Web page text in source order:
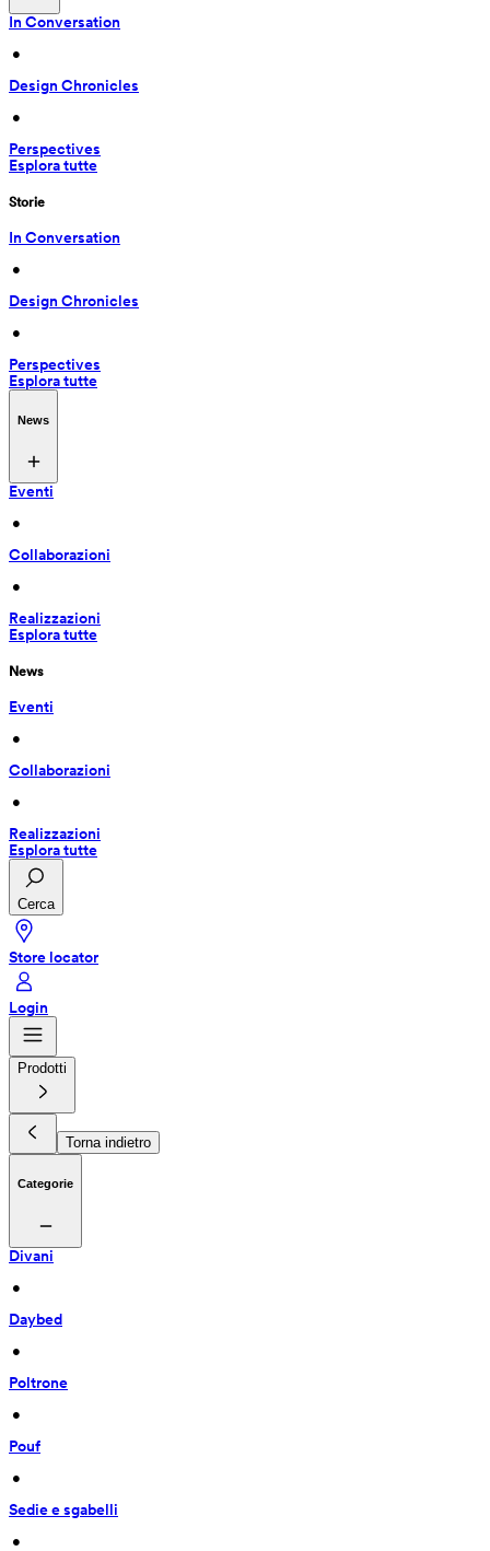
In Conversation
•
Design Chronicles
•
Perspectives
Esplora tutte
Storie
In Conversation
•
Design Chronicles
•
Perspectives
Esplora tutte
News
Eventi
•
Collaborazioni
•
Realizzazioni
Esplora tutte
News
Eventi
•
Collaborazioni
•
Realizzazioni
Esplora tutte
Cerca
Store locator
Login
Prodotti
Torna indietro
Categorie
Divani
•
Daybed
•
Poltrone
•
Pouf
•
Sedie e sgabelli
•